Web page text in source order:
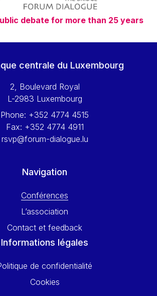
Manuel da Silva Caldeira
Reding
Hagg
Ketterle
Beillin
FRANCHET
debate for more than 25 years
centrale du Luxembourg
2, Boulevard Royal
L-2983 Luxembourg
Phone: +352 4774 4515
Fax: +352 4774 4911
rsvp@forum-dialogue.lu
Navigation
Conférences
L’association
Contact et feedback
Informations légales
de confidentialité
Cookies